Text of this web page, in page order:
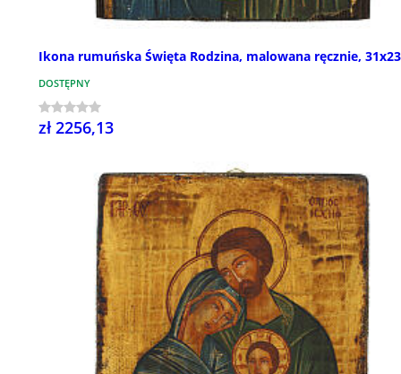
Ikona rumuńska Święta Rodzina, malowana ręcznie,
DOSTĘPNY
zł 2256,13